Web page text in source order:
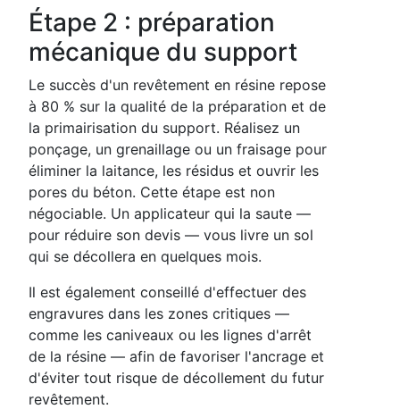
Étape 2 : préparation
mécanique du support
Le succès d'un revêtement en résine repose
à 80 % sur la qualité de la préparation et de
la primairisation du support. Réalisez un
ponçage, un grenaillage ou un fraisage pour
éliminer la laitance, les résidus et ouvrir les
pores du béton. Cette étape est non
négociable. Un applicateur qui la saute —
pour réduire son devis — vous livre un sol
qui se décollera en quelques mois.
Il est également conseillé d'effectuer des
engravures dans les zones critiques —
comme les caniveaux ou les lignes d'arrêt
de la résine — afin de favoriser l'ancrage et
d'éviter tout risque de décollement du futur
revêtement.